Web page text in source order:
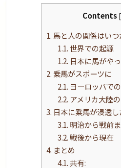
Contents [
1. 馬と人の関係はいつ
1.1.世界での起源
1.2. 日本に馬がや
2. 乗馬がスポーツに
2.1. ヨーロッパで
2.2. アメリカ大陸
3. 日本に乗馬が浸透
3.1. 明治から戦前
3.2.戦後から現在
4. まとめ
4.1.共有: